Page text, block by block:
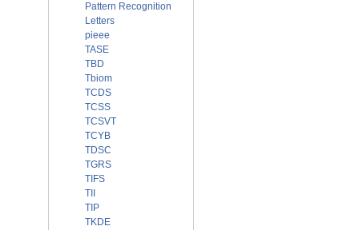
Pattern Recognition
Letters
pieee
TASE
TBD
Tbiom
TCDS
TCSS
TCSVT
TCYB
TDSC
TGRS
TIFS
TII
TIP
TKDE